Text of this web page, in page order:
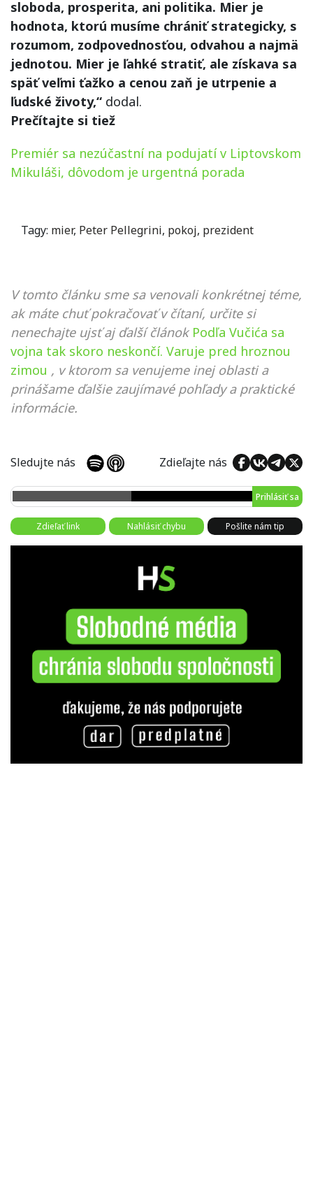
sloboda, prosperita, ani politika. Mier je
hodnota, ktorú musíme chrániť strategicky, s
rozumom, zodpovednosťou, odvahou a najmä
jednotou. Mier je ľahké stratiť, ale získava sa
späť veľmi ťažko a cenou zaň je utrpenie a
ľudské životy,“ dodal.
Prečítajte si tiež
Premiér sa nezúčastní na podujatí v Liptovskom
Mikuláši, dôvodom je urgentná porada
Tagy: mier, Peter Pellegrini, pokoj, prezident
V tomto článku sme sa venovali konkrétnej téme,
ak máte chuť pokračovať v čítaní, určite si
nenechajte ujsť aj ďalší článok Podľa Vučića sa
vojna tak skoro neskončí. Varuje pred hroznou
zimou , v ktorom sa venujeme inej oblasti a
prinášame ďalšie zaujímavé pohľady a praktické
informácie.
Sledujte nás Zdieľajte nás
Prihlásiť sa
Zdieľať link Nahlásiť chybu Pošlite nám tip